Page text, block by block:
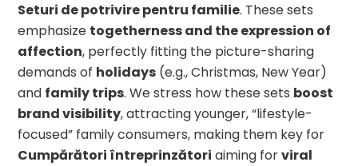
Seturi de potrivire pentru familie. These sets
emphasize togetherness and the expression of
affection, perfectly fitting the picture-sharing
demands of holidays (e.g., Christmas, New Year)
and family trips. We stress how these sets boost
brand visibility, attracting younger, “lifestyle-
focused” family consumers, making them key for
Cumpărători întreprinzători aiming forviral